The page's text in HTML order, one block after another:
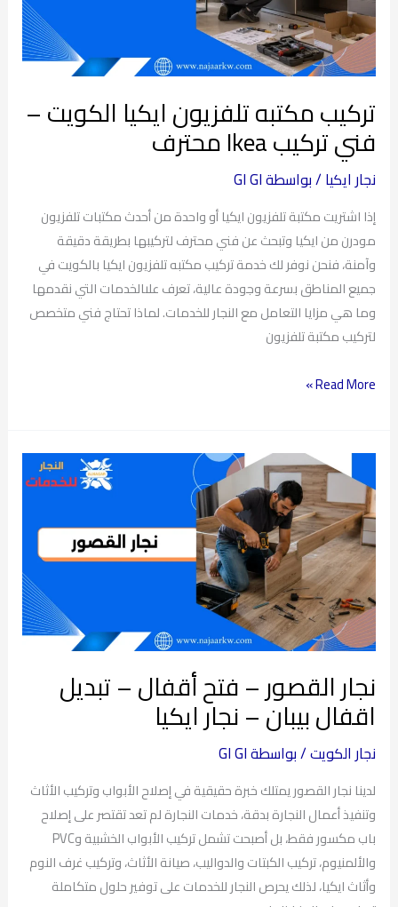
تركيب مكتبه تلفزيون ايكيا الكويت –
فني تركيب Ikea محترف
نجار ايكيا/ بواسطةGI GI
إذا اشتريت مكتبة تلفزيون ايكيا أو واحدة من أحدث مكتبات تلفزيون
مودرن من ايكيا وتبحث عن فني محترف لتركيبها بطريقة دقيقة
وآمنة، فنحن نوفر لك خدمة تركيب مكتبه تلفزيون ايكيا بالكويت في
جميع المناطق بسرعة وجودة عالية، تعرف علىالخدمات التي نقدمها
وما هي مزايا التعامل مع النجار للخدمات. لماذا تحتاج فني متخصص
لتركيب مكتبة تلفزيون
–
فني
تركيب
Ikea
محترف
Read More »
نجار القصور – فتح أقفال – تبديل
اقفال بيبان – نجار ايكيا
نجار الكويت/ بواسطةGI GI
لدينا نجار القصور يمتلك خبرة حقيقية في إصلاح الأبواب وتركيب الأثاث
وتنفيذ أعمال النجارة بدقة، خدمات النجارة لم تعد تقتصر على إصلاح
باب مكسور فقط، بل أصبحت تشمل تركيب الأبواب الخشبية وPVC
والألمنيوم، تركيب الكبتات والدواليب، صيانة الأثاث، وتركيب غرف النوم
وأثاث ايكيا، لذلك يحرص النجار للخدمات على توفير حلول متكاملة
القصور
–
فتح
أقفال
تبديل
اقفال
بيبان
–
نجار
ايكيا